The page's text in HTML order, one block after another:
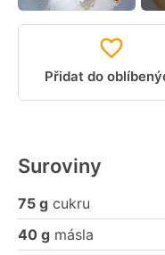
Přidat do
Suroviny
75 g cukru
40 g másla